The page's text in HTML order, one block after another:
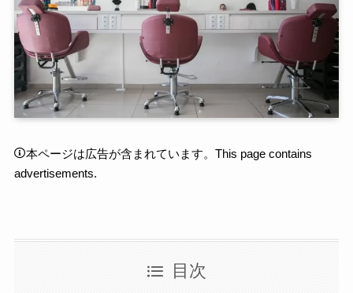
本ページは広告が含まれています。This page contains
advertisements.
目次